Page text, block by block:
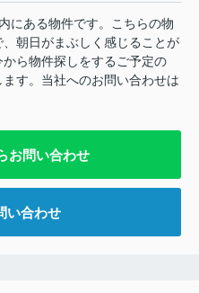
にある物件です。こちらの物
朝日がまぶしく感じることが
ら物件探しをするご予定の
す。当社へのお問い合わせは
お問い合わせ
い合わせ